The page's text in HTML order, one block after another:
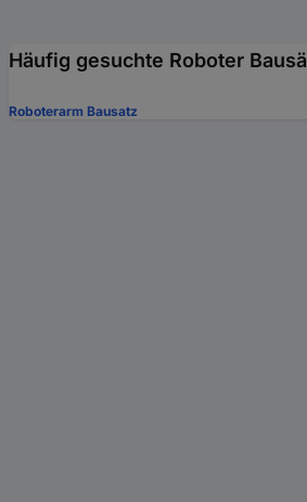
Häufig gesuchte Roboter
Roboterarm Bausatz